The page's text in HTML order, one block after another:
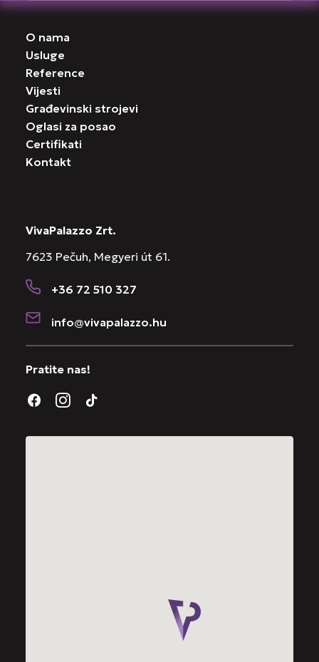
O nama
Usluge
Reference
Vijesti
Građevinski strojevi
Oglasi za posao
Certifikati
Kontakt
VivaPalazzo Zrt.
7623 Pečuh, Megyeri út 61.
+36 72 510 327
info@vivapalazzo.hu
Pratite nas!